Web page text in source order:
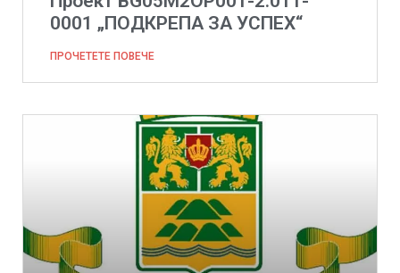
0001 „ПОДКРЕПА ЗА УСПЕХ“
ПРОЧЕТЕТЕ ПОВЕЧЕ